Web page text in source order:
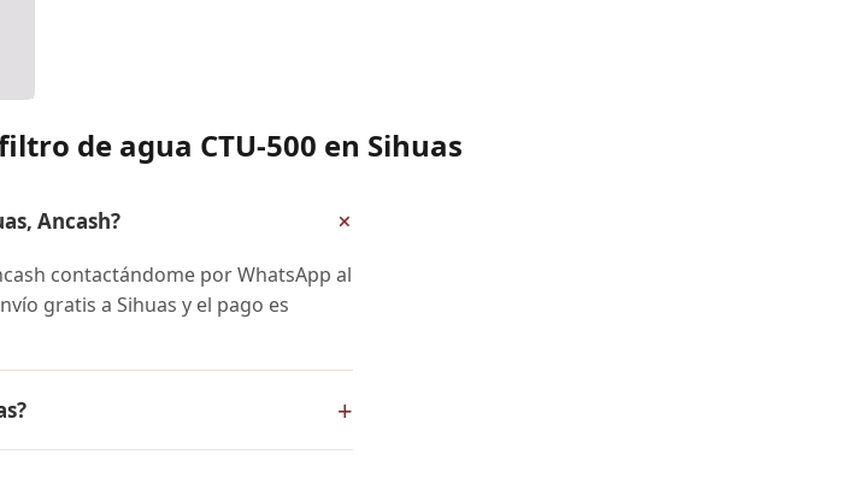
de agua CTU-500 en Sihuas
Ancash? +
contactándome por WhatsApp al
gratis a Sihuas y el pago es
+